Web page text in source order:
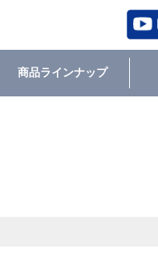
商品ラインナップ